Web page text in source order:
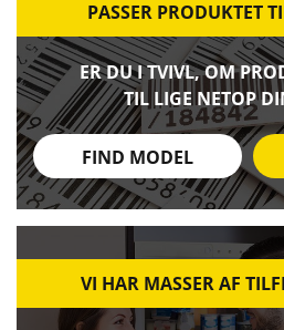
PASSER PRODUKTET
ER DU I TVIVL, OM
TIL LIGE NETOP
FIND MODEL
VI HAR MASSER AF